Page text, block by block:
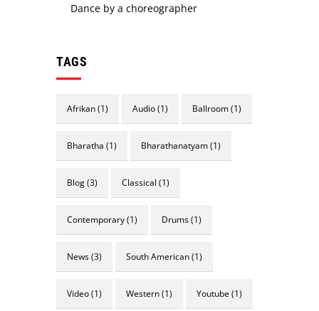
Dance by a choreographer
TAGS
Afrikan(1) Audio(1) Ballroom(1)
Bharatha (1) Bharathanatyam(1)
Blog(3) Classical (1)
Contemporary(1) Drums(1)
News(3) South American(1)
Video(1) Western(1) Youtube (1)